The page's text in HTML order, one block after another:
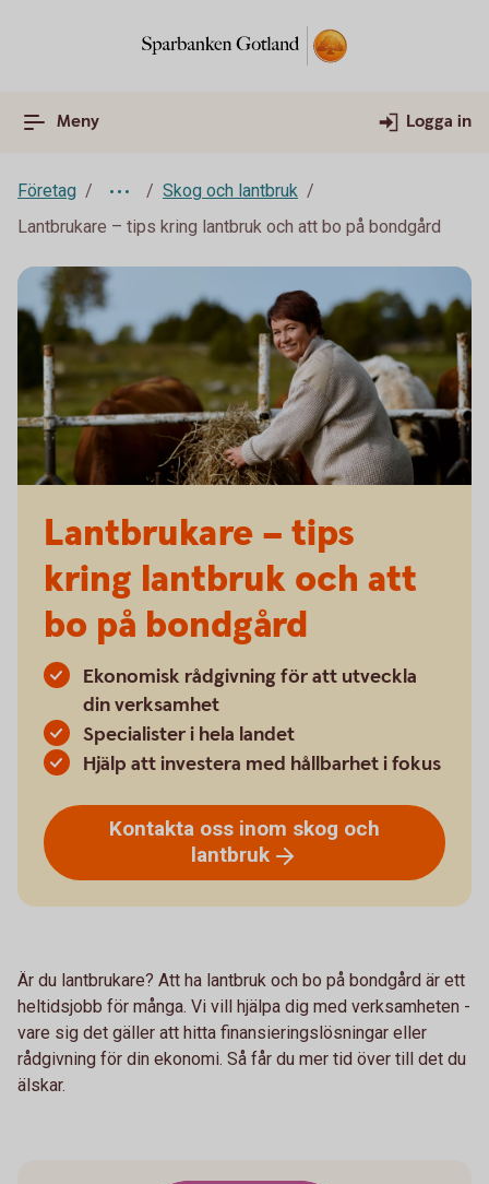
Meny Logga in
Företag
Skog och lantbruk
Lantbrukare – tips kring lantbruk och att bo på bondgård
Lantbrukare – tips
kring lantbruk och att
bo på bondgård
Ekonomisk rådgivning för att utveckla
din verksamhet
Specialister i hela landet
Hjälp att investera med hållbarhet i fokus
Kontakta oss inom skog och
lantbruk
Är du lantbrukare? Att ha lantbruk och bo på bondgård är ett
heltidsjobb för många. Vi vill hjälpa dig med verksamheten -
vare sig det gäller att hitta finansieringslösningar eller
rådgivning för din ekonomi. Så får du mer tid över till det du
älskar.